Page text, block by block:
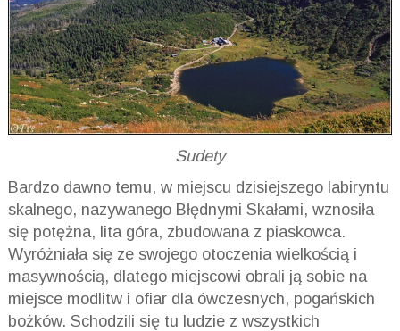
Sudety
Bardzo dawno temu, w miejscu dzisiejszego labiryntu
skalnego, nazywanego Błędnymi Skałami, wznosiła
się potężna, lita góra, zbudowana z piaskowca.
Wyróżniała się ze swojego otoczenia wielkością i
masywnością, dlatego miejscowi obrali ją sobie na
miejsce modlitw i ofiar dla ówczesnych, pogańskich
bożków. Schodzili się tu ludzie z wszystkich